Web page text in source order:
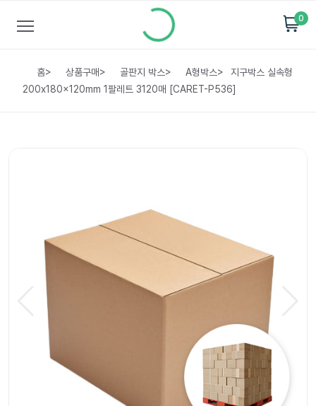
0
홈> 상품구매> 골판지 박스> A형박스>
지구박스 실속형
200x180x120mm 1팔레트 3120매 [CARET-P536]